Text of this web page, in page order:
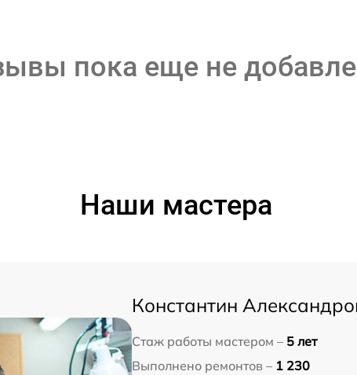
пока еще не
Наши мастера
Константин
Стаж работы мастером – 5 лет
Выполнено ремонтов – 1 230